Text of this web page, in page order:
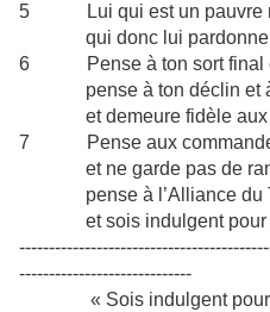
5 Lui qui est un pauvre
qui donc lui pardonnera
6 Pense à ton sort final et
pense à ton déclin et à
et demeure fidèle aux
7 Pense aux
et ne garde pas de
pense à l’Alliance du
et sois indulgent pour
-----------------------------
« Sois indulgent pour